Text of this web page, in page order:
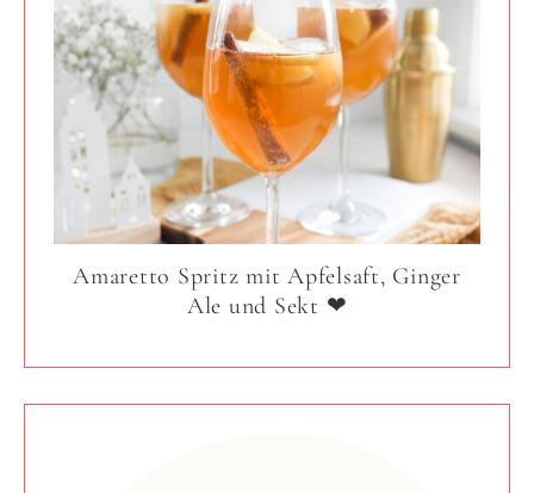
Amaretto Spritz mit Apfelsaft, Ginger
Ale und Sekt ❤